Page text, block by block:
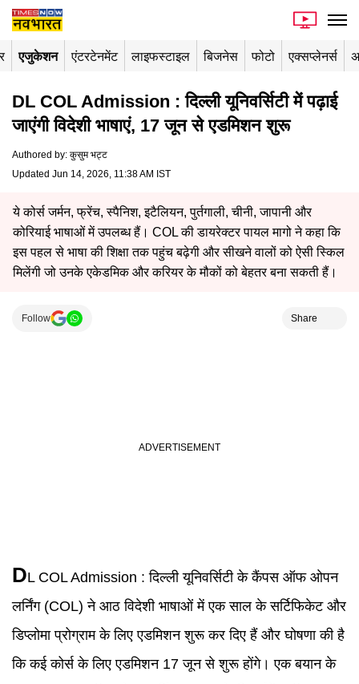
एजुकेशन एंटरटेनमेंट लाइफस्टाइल बिजनेस फोटो एक्सप्लेनर्स
DL COL Admission : दिल्ली यूनिवर्सिटी में पढ़ाई
जाएंगी विदेशी भाषाएं, 17 जून से एडमिशन शुरू
Authored by: कुसुम भट्ट
Updated Jun 14, 2026, 11:38 AM IST
ये कोर्स जर्मन, फ्रेंच, स्पैनिश, इटैलियन, पुर्तगाली, चीनी, जापानी और
कोरियाई भाषाओं में उपलब्ध हैं। COL की डायरेक्टर पायल मागो ने कहा कि
इस पहल से भाषा की शिक्षा तक पहुंच बढ़ेगी और सीखने वालों को ऐसी स्किल
मिलेंगी जो उनके एकेडमिक और करियर के मौकों को बेहतर बना सकती हैं।
Follow Share
DL COL Admission : दिल्ली यूनिवर्सिटी के कैंपस ऑफ ओपन
लर्निंग (COL) ने आठ विदेशी भाषाओं में एक साल के सर्टिफिकेट और
डिप्लोमा प्रोग्राम के लिए एडमिशन शुरू कर दिए हैं और घोषणा की है
कि कई कोर्स के लिए एडमिशन 17 जून से शुरू होंगे। एक बयान के